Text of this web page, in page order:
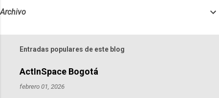
Archivo
Entradas populares de este blog
ActInSpace Bogotá
febrero 01, 2026